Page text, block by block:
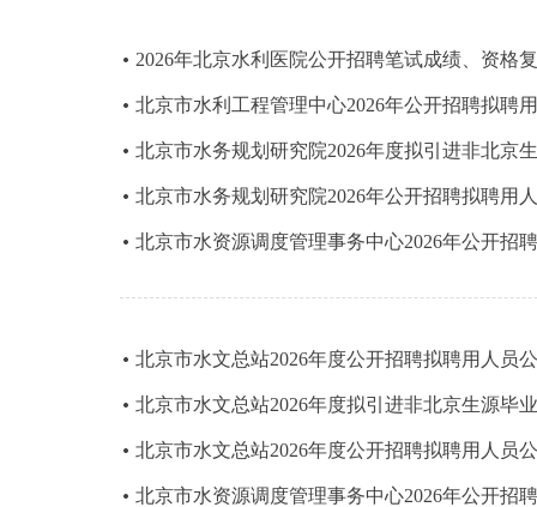
2026年北京水利医院公开招聘笔试成绩、资格
北京市水利工程管理中心2026年公开招聘拟聘
北京市水务规划研究院2026年度拟引进非北京
北京市水务规划研究院2026年公开招聘拟聘用
北京市水资源调度管理事务中心2026年公开招
北京市水文总站2026年度公开招聘拟聘用人员
北京市水文总站2026年度拟引进非北京生源毕
北京市水文总站2026年度公开招聘拟聘用人员
北京市水资源调度管理事务中心2026年公开招